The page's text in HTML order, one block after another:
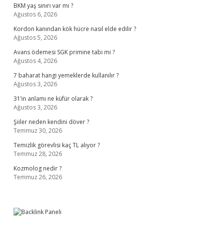
BKM yaş sınırı var mı ?
Ağustos 6, 2026
Kordon kanından kök hücre nasıl elde edilir ?
Ağustos 5, 2026
Avans ödemesi SGK primine tabi mi ?
Ağustos 4, 2026
7 baharat hangi yemeklerde kullanılır ?
Ağustos 3, 2026
31’in anlamı ne küfür olarak ?
Ağustos 3, 2026
Şiiler neden kendini döver ?
Temmuz 30, 2026
Temizlik görevlisi kaç TL alıyor ?
Temmuz 28, 2026
Kozmolog nedir ?
Temmuz 26, 2026